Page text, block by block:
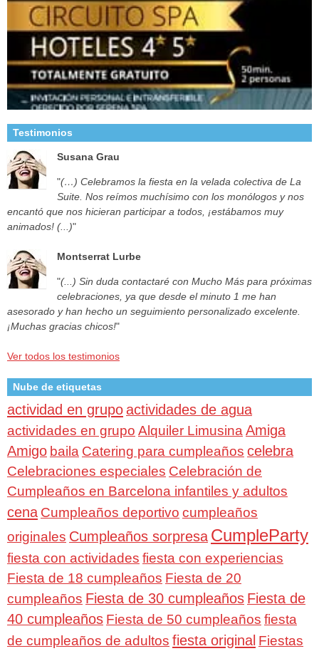
Testimonios
Susana Grau
"(…) Celebramos la fiesta en la velada colectiva de La
Suite. Nos reímos muchísimo con los monólogos y nos
encantó que nos hicieran participar a todos, ¡estábamos muy
animados! (...)"
Montserrat Lurbe
"(...) Sin duda contactaré con Mucho Más para próximas
celebraciones, ya que desde el minuto 1 me han
asesorado y han hecho un seguimiento personalizado excelente.
¡Muchas gracias chicos!"
Ver todos los testimonios
Nube de etiquetas
actividad en grupoactividades de agua
actividades en grupo Alquiler LimusinaAmiga
Amigo baila Catering para cumpleaños celebra
Celebraciones especiales Celebración de
Cumpleaños en Barcelona infantiles y adultos
cena Cumpleaños deportivo cumpleaños
originales Cumpleaños sorpresa CumpleParty
fiesta con actividades fiesta con experiencias
Fiesta de 18 cumpleaños Fiesta de 20
cumpleaños Fiesta de 30 cumpleaños Fiesta de
40 cumpleaños Fiesta de 50 cumpleaños fiesta
de cumpleaños de adultos fiesta original Fiestas